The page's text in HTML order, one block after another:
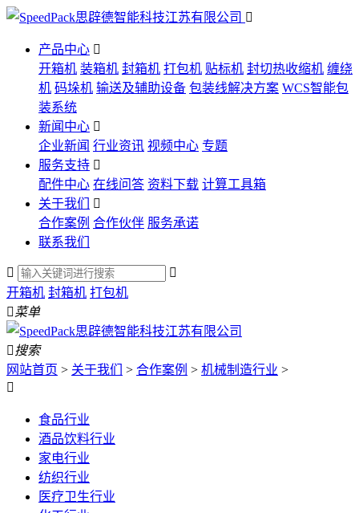

产品中心 
开箱机 装箱机 封箱机 打包机 贴标机 封切热收缩机 缠绕
机 码垛机 输送及辅助设备 包装线解决方案 WCS智能包
装系统
新闻中心 
企业新闻 行业资讯 视频中心 专题
服务支持 
配件中心 在线问答 资料下载 计算工具箱
关于我们

合作案例 合作伙伴 服务承诺
联系我们


开箱机 封箱机 打包机
菜单
搜索
网站首页 > 关于我们 > 合作案例 > 机械制造行业 >

食品行业
酒品饮料行业
家电行业
纺织行业
医疗卫生行业